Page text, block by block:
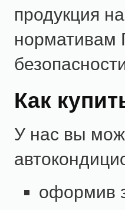
продукция
нормативам
Как
У нас вы
оформив